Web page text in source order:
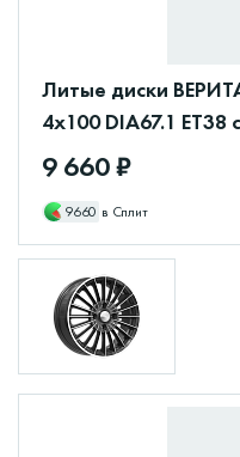
Литые диски
4x100 DIA67.1 ET38
9 660 ₽
9660 в Сплит